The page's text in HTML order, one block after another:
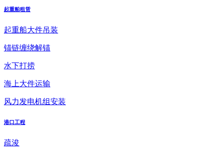
起重船租赁
起重船大件吊装
锚链缠绕解锚
水下打捞
海上大件运输
风力发电机组安装
港口工程
疏浚